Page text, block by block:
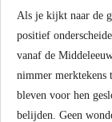
Als je kijkt naar de
positief
vanaf de
nimmer merktekens
bleven voor hen
belijden. Geen